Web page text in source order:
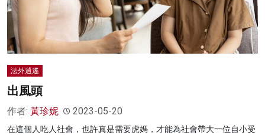
法外逍遙
出風頭
作者: 黃珍妮 2023-05-20
在這個人吃人社會，也許真是需要虎媽，才能為社會帶大一位自小受